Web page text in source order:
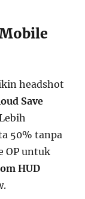
headshot
Save
50% tanpa
OP untuk
HUD